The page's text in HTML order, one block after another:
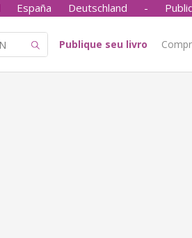
España Deutschland -
Publique seu livro